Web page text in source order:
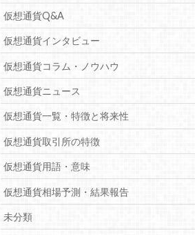
仮想通貨Q&A
仮想通貨インタビュー
仮想通貨コラム・ノウハウ
仮想通貨ニュース
仮想通貨一覧・特徴と将来性
仮想通貨取引所の特徴
仮想通貨用語・意味
仮想通貨相場予測・結果報告
未分類